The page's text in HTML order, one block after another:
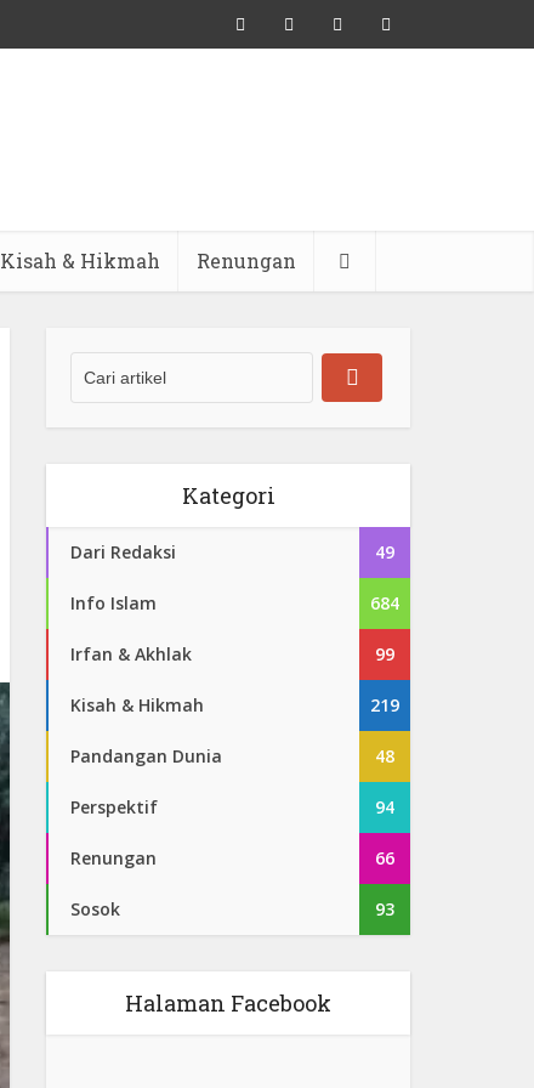
Kisah & Hikmah Renungan
Kategori
Dari Redaksi 49
Info Islam 684
Irfan & Akhlak 99
Kisah & Hikmah 219
Pandangan Dunia 48
Perspektif 94
Renungan 66
Sosok 93
Halaman Facebook